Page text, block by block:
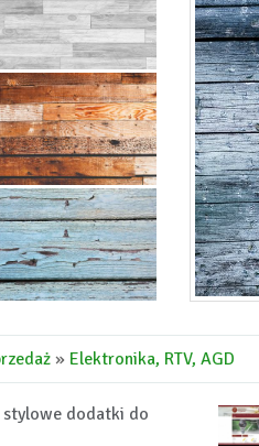
» Elektronika, RTV, AGD
stylowe dodatki do